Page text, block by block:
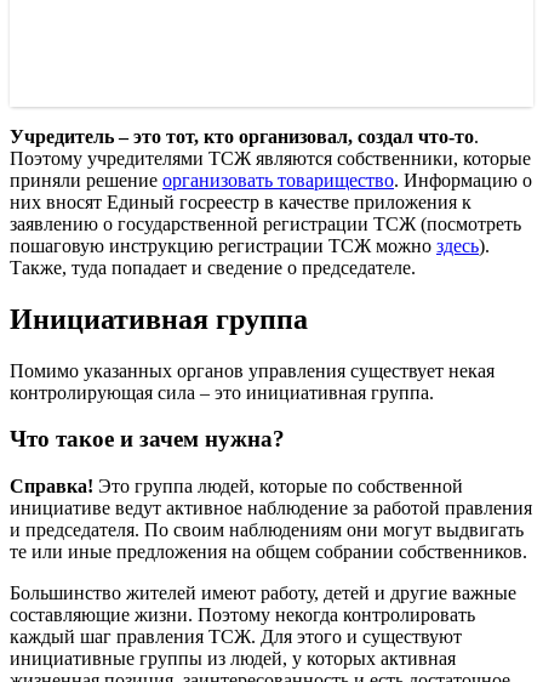
Поэтому учредителями ТСЖ являются собственники, которые
приняли решениеорганизовать товарищество. Информацию о
них вносят Единый госреестр в качестве приложения к
заявлению о государственной регистрации ТСЖ (посмотреть
пошаговую инструкцию регистрации ТСЖ можноздесь).
Также, туда попадает и сведение о председателе.
Инициативная группа
контролирующая сила – это инициативная группа.
Что такое и зачем нужна?
инициативе ведут активное наблюдение за работой правления
и председателя. По своим наблюдениям они могут выдвигать
те или иные предложения на общем собрании собственников.
составляющие жизни. Поэтому некогда контролировать
каждый шаг правления ТСЖ. Для этого и существуют
инициативные группы из людей, у которых активная
жизненная позиция, заинтересованность и есть достаточное